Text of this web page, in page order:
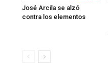
José Arcila se alzó
contra los elementos